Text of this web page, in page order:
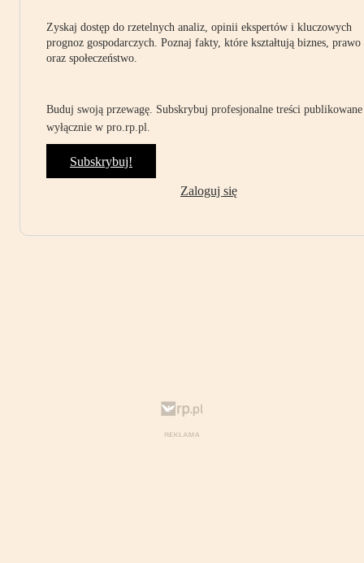
Zyskaj dostęp do rzetelnych analiz, opinii ekspertów i kluczowych
prognoz gospodarczych. Poznaj fakty, które kształtują biznes, prawo
oraz społeczeństwo.
Buduj swoją przewagę. Subskrybuj profesjonalne treści publikowane
wyłącznie w pro.rp.pl.
Subskrybuj!
Zaloguj się